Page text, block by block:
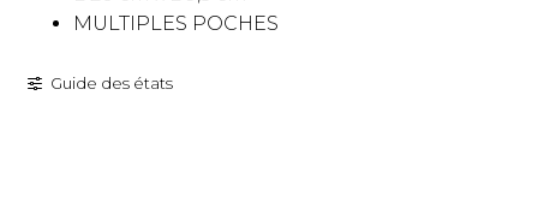
MULTIPLES POCHES
Guide des états